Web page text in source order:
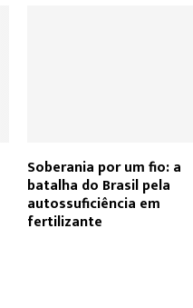
Soberania por um fio: a
batalha do Brasil pela
autossuficiência em
fertilizante